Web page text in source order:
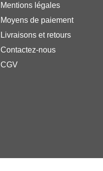
Mentions légales
Moyens de paiement
Livraisons et retours
Contactez-nous
CGV